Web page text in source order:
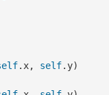
.x, self.y)